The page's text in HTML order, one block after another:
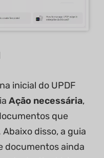
inicial do UPDF
Ação necessária,
que
disso, a guia
documentos ainda